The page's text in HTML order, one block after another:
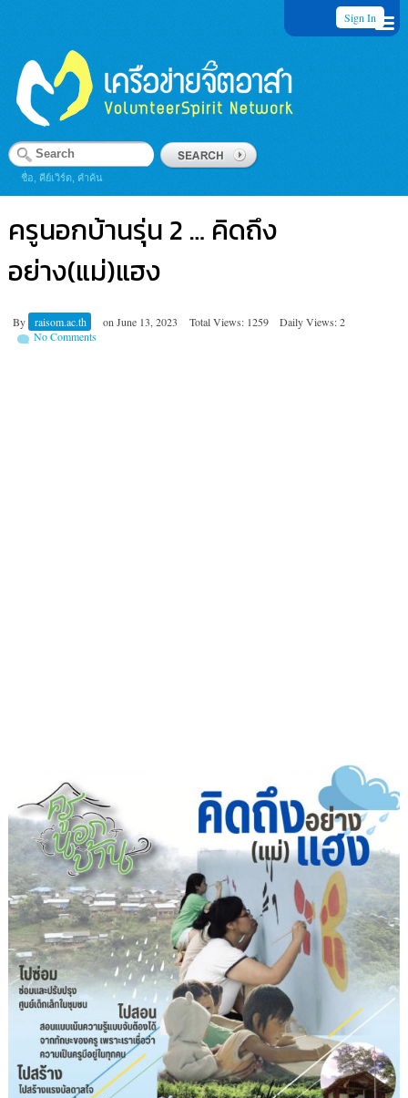
Sign In
ชื่อ, คีย์เวิร์ด, คำค้น
ครูนอกบ้านรุ่น 2 … คิดถึง
อย่าง(แม่)แฮง
By raisom.ac.th on June 13, 2023 Total Views: 1259
Daily Views: 2
No Comments